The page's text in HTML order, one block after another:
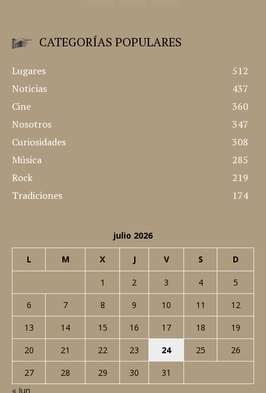
CATEGORÍAS POPULARES
Lugares
512
Noticias
437
Cine
360
Nosotros
347
Curiosidades
308
Música
285
Rock
219
Tradiciones
174
julio 2026
L M X J V S D
1 2 3 4
5
6
7 8 9 10 11
12
13
14 15 16 17 18
19
20
21 22 23 24 25
26
27
28 29 30
31
« Jun